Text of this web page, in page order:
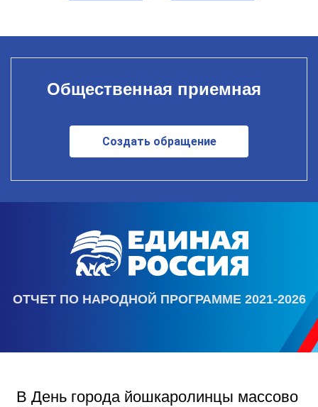
Общественная приемная
Создать обращение
ОТЧЕТ ПО НАРОДНОЙ ПРОГРАММЕ 2021-2026
В День города йошкаролинцы массово